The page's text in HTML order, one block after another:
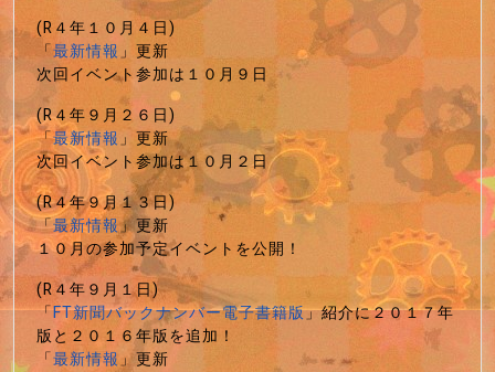
(R４年１０月４日)
「最新情報」更新
次回イベント参加は１０月９日
(R４年９月２６日)
「最新情報」更新
次回イベント参加は１０月２日
(R４年９月１３日)
「最新情報」更新
１０月の参加予定イベントを公開！
(R４年９月１日)
「FT新聞バックナンバー電子書籍版」紹介に２０１７年
版と２０１６年版を追加！
「最新情報」更新